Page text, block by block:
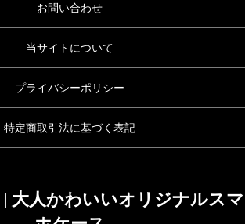
お問い合わせ
当サイトについて
プライバシーポリシー
特定商取引法に基づく表記
| 大人かわいいオリジナルスマ